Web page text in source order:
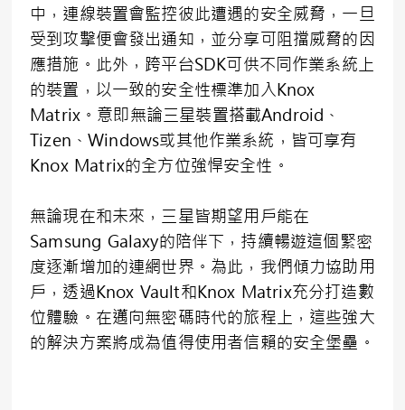
中，連線裝置會監控彼此遭遇的安全威脅，一旦
受到攻擊便會發出通知，並分享可阻擋威脅的因
應措施。此外，跨平台SDK可供不同作業系統上
的裝置，以一致的安全性標準加入Knox
Matrix。意即無論三星裝置搭載Android、
Tizen、Windows或其他作業系統，皆可享有
Knox Matrix的全方位強悍安全性。
無論現在和未來，三星皆期望用戶能在
Samsung Galaxy的陪伴下，持續暢遊這個緊密
度逐漸增加的連網世界。為此，我們傾力協助用
戶，透過Knox Vault和Knox Matrix充分打造數
位體驗。在邁向無密碼時代的旅程上，這些強大
的解決方案將成為值得使用者信賴的安全堡壘。